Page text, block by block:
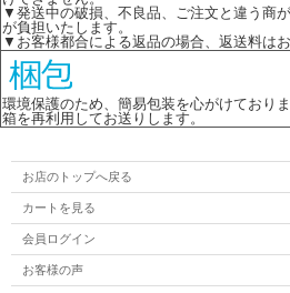
▼発送中の破損、不良品、ご注文と違う商
が負担いたします。
▼お客様都合による返品の場合、返送料はお
環境保護のため、簡易包装を心がけており
箱を再利用してお送りします。
お店のトップへ戻る
カートを見る
会員ログイン
お客様の声